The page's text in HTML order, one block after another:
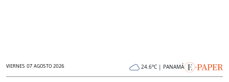
VIERNES 07 AGOSTO 2026 24.6°C | PANAMÁ